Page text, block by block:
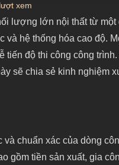
xem
lượng lớn nội thất từ một
hệ thống hóa cao độ.
tiến độ thi công công
sẽ chia sẻ kinh nghiệm
chuẩn xác của dòng
gồm tiền sản xuất, gia